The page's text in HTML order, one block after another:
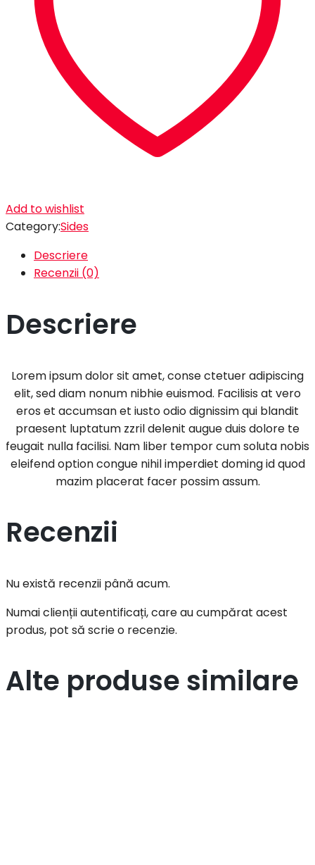
Add to wishlist
Category:Sides
Descriere
Recenzii (0)
Descriere
Lorem ipsum dolor sit amet, conse ctetuer adipiscing
elit, sed diam nonum nibhie euismod. Facilisis at vero
eros et accumsan et iusto odio dignissim qui blandit
praesent luptatum zzril delenit augue duis dolore te
feugait nulla facilisi. Nam liber tempor cum soluta nobis
eleifend option congue nihil imperdiet doming id quod
mazim placerat facer possim assum.
Recenzii
Nu există recenzii până acum.
Numai clienții autentificați, care au cumpărat acest
produs, pot să scrie o recenzie.
Alte produse similare